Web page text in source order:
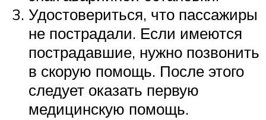
Удостовериться, что пассажиры
не пострадали. Если имеются
пострадавшие, нужно позвонить
в скорую помощь. После этого
следует оказать первую
медицинскую помощь.